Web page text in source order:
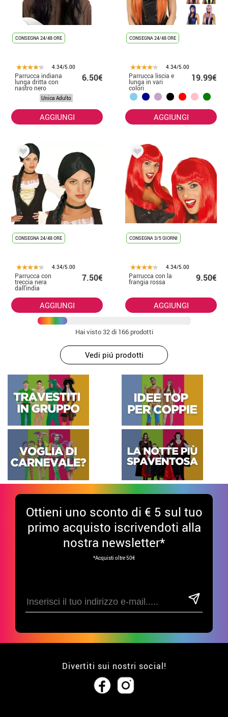
CONSEGNA 24/48 ORE
4.34/5.00
Parrucca indiana
lunga dritta con
nastro nero
6.50€
Unica Adulto
AGGIUNGI
CONSEGNA 24/48 ORE
4.34/5.00
Parrucca liscia e
lunga in vari
colori
19.99€
AGGIUNGI
CONSEGNA 24/48 ORE
4.34/5.00
Parrucca con
treccia nera
dall'india
7.50€
AGGIUNGI
CONSEGNA 3/5 GIORNI
4.34/5.00
Parrucca con la
frangia rossa 9.50€
AGGIUNGI
Hai visto32di 166 prodotti
Vedi piú prodotti
Ottieni uno sconto di € 5 sul tuo
primo acquisto iscrivendoti alla
nostra newsletter*
*Acquisti oltre 50€
Divertiti sui nostri social!